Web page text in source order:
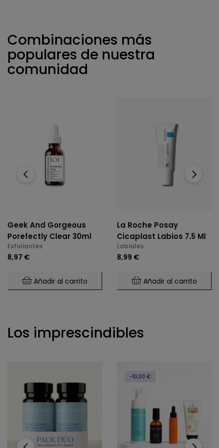
Combinaciones más
populares de nuestra
comunidad
Geek And Gorgeous
Porefectly Clear 30ml
Exfoliantes
8,97 €
Añadir al carrito
La Roche Posay
Cicaplast Labios 7.5 Ml
Labiales
8,99 €
Añadir al carrito
‹ ›
Los imprescindibles
-10,00 €
‹ ›